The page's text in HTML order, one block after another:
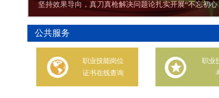
坚持效果导向，真刀真枪解决问题论扎实开展“不忘初
公共服务
职业技能岗位
证书在线查询
职业